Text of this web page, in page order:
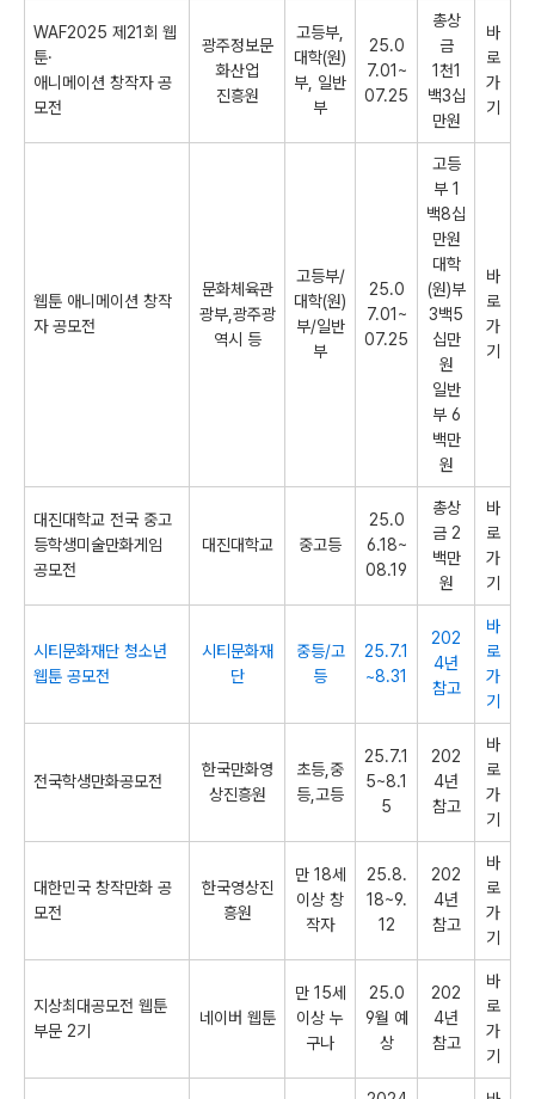
WAF2025 제21회 웹
툰·
애니메이션 창작자 공
모전
광주정보문
화산업
진흥원
고등부,
대학(원)
부, 일반
부
25.0
7.01~
07.25
총상
금
1천1
백3십
만원
바
로
가
기
웹툰 애니메이션 창작
자 공모전
문화체육관
광부,광주광
역시 등
고등부/
대학(원)
부/일반
부
25.0
7.01~
07.25
고등
부 1
백8십
만원
대학
(원)부
3백5
십만
원
일반
부 6
백만
원
바
로
가
기
대진대학교 전국 중고
등학생미술만화게임
공모전
대진대학교 중고등
25.0
6.18~
08.19
총상
금 2
백만
원
바
로
가
기
시티문화재단 청소년
웹툰 공모전
시티문화재
단
중등/고
등
25.7.1
~8.31
202
4년
참고
바
로
가
기
전국학생만화공모전
한국만화영
상진흥원
초등,중
등,고등
25.7.1
5~8.1
5
202
4년
참고
바
로
가
기
대한민국 창작만화 공
모전
한국영상진
흥원
만 18세
이상 창
작자
25.8.
18~9.
12
202
4년
참고
바
로
가
기
지상최대공모전 웹툰
부문 2기
네이버 웹툰
만 15세
이상 누
구나
25.0
9월 예
상
202
4년
참고
바
로
가
기